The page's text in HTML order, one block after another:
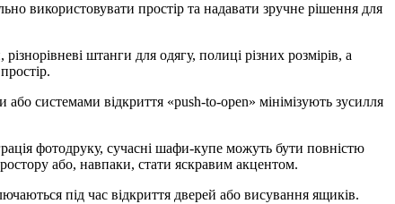
використовувати простір та надавати зручне рішення для
штанги для одягу, полиці різних розмірів, а
системами відкриття «push-to-open» мінімізують зусилля
фотодруку, сучасні шафи-купе можуть бути повністю
або, навпаки, стати яскравим акцентом.
під час відкриття дверей або висування ящиків.